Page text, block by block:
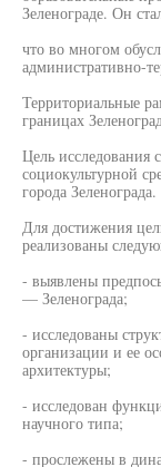
Зеленограде. Он
что во многом
административно-
Территориальные
границах
Цель исследования
социокультурной
города Зеленограда.
Для достижения
реализованы
- выявлены
— Зеленограда;
- исследованы
организации и ее
архитектуры;
- исследован
научного типа;
- прослежены в